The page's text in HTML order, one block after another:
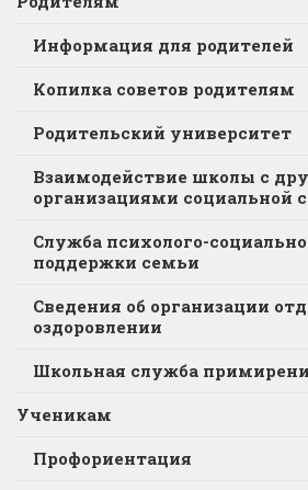
Информация для родителей
Копилка советов родителям
Родительский университет
Взаимодействие школы с
организациями социальной
Служба психолого-
поддержки семьи
Сведения об организации
оздоровлении
Школьная служба
Ученикам
Профориентация